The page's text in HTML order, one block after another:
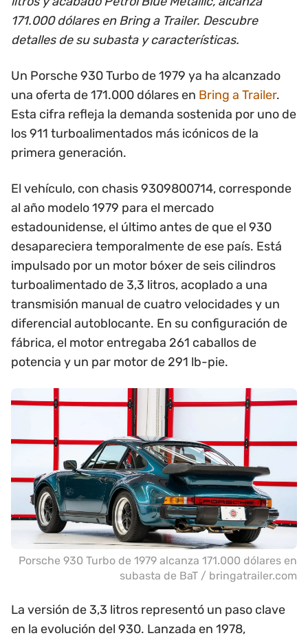
171.000 dólares en Bring a Trailer. Descubre
detalles de su subasta y características.
Un Porsche 930 Turbo de 1979 ya ha alcanzado
una oferta de 171.000 dólares en Bring a Trailer.
Esta cifra refleja la demanda sostenida por uno de
los 911 turboalimentados más icónicos de la
primera generación.
El vehículo, con chasis 9309800714, corresponde
al año modelo 1979 para el mercado
estadounidense, el último antes de que el 930
desapareciera temporalmente de ese país. Está
impulsado por un motor bóxer de seis cilindros
turboalimentado de 3,3 litros, acoplado a una
transmisión manual de cuatro velocidades y un
diferencial autoblocante. En su configuración de
fábrica, el motor entregaba 261 caballos de
potencia y un par motor de 291 lb-pie.
Porsche 930 Turbo de 1979 alcanza 171.000 dólares en
subasta de BaT / bringatrailer.com
La versión de 3,3 litros representó un paso clave
en la evolución del 930. Lanzada en 1978,